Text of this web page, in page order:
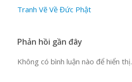
Tranh Vẽ Về Đức Phật
Phản hồi gần đây
Không có bình luận nào để hiển thị.